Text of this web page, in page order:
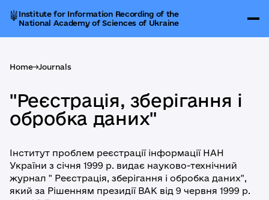
Institute for Information Recording of the
National Academy of Sciences of Ukraine
Home->Journals
"Реєстрація, зберігання і
обробка даних"
Інститут проблем реєстрації інформації НАН
України з січня 1999 р. видає науково-технічний
журнал " Реєстрація, зберігання і обробка даних",
який за Рішенням президії ВАК від 9 червня 1999 р.